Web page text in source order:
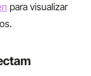
para visualizar